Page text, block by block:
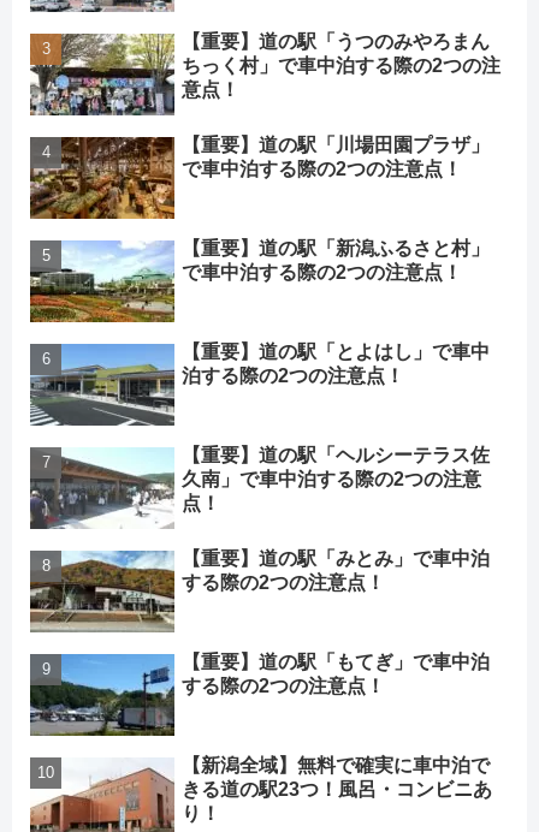
【重要】道の駅「うつのみやろまん
ちっく村」で車中泊する際の2つの注
意点！
【重要】道の駅「川場田園プラザ」
で車中泊する際の2つの注意点！
【重要】道の駅「新潟ふるさと村」
で車中泊する際の2つの注意点！
【重要】道の駅「とよはし」で車中
泊する際の2つの注意点！
【重要】道の駅「ヘルシーテラス佐
久南」で車中泊する際の2つの注意
点！
【重要】道の駅「みとみ」で車中泊
する際の2つの注意点！
【重要】道の駅「もてぎ」で車中泊
する際の2つの注意点！
【新潟全域】無料で確実に車中泊で
きる道の駅23つ！風呂・コンビニあ
り！